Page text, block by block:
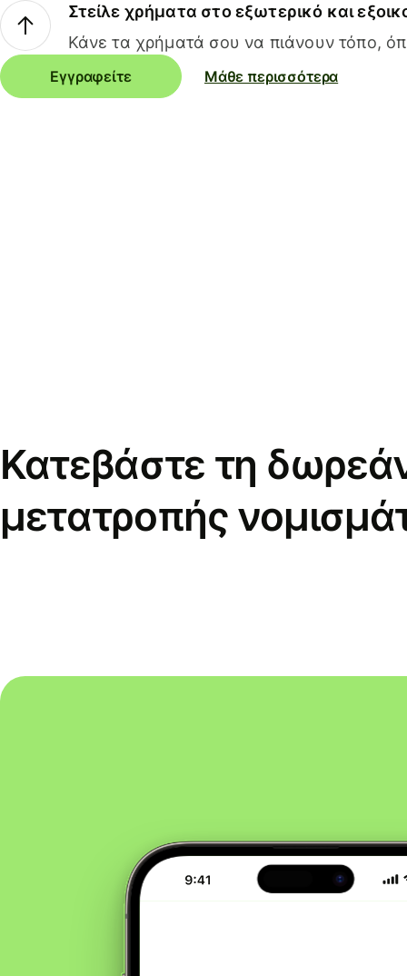
Στείλε χρήματα στο εξωτερικό και
Κάνε τα χρήματά σου να πιάνουν τόπο,
Εγγραφείτε Μάθε περισσότερα
Κατεβάστε τη
μετατροπής